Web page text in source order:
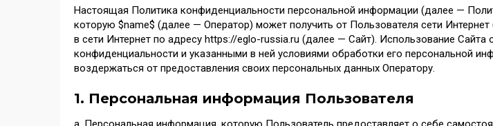
Настоящая Политика конфиденциальности персональной информации (далее —
которую $name$ (далее — Оператор) может получить от Пользователя сети
в сети Интернет по адресу https://eglo-russia.ru (далее — Сайт). Использование
конфиденциальности и указанными в ней условиями обработки его персональной
воздержаться от предоставления своих персональных данных Оператору.
1. Персональная информация Пользователя